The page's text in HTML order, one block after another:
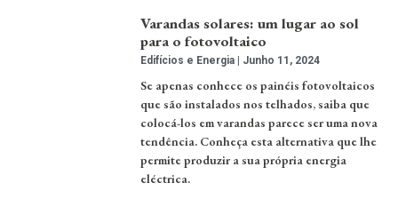
Varandas solares: um lugar ao sol
para o fotovoltaico
Edifícios e Energia Junho 11, 2024
Se apenas conhece os painéis fotovoltaicos
que são instalados nos telhados, saiba que
colocá-los em varandas parece ser uma nova
tendência. Conheça esta alternativa que lhe
permite produzir a sua própria energia
eléctrica.